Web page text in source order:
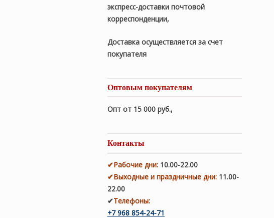
экспресс-доставки почтовой
корреспонденции,
Доставка осуществляется за счет
покупателя
Оптовым покупателям
Опт от 15 000 руб.,
Контакты
✔Рабочие дни: 10.00-22.00
✔Выходные и праздничные дни:11.00-
22.00
✔Телефоны:
+7 968 854-24-71